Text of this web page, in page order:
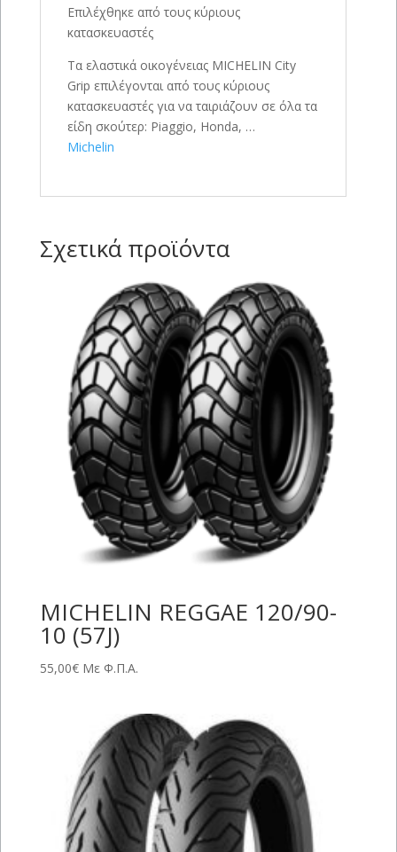
Επιλέχθηκε από τους κύριους
κατασκευαστές
Τα ελαστικά οικογένειας MICHELIN City
Grip επιλέγονται από τους κύριους
κατασκευαστές για να ταιριάζουν σε όλα τα
είδη σκούτερ: Piaggio, Honda, …
Michelin
Σχετικά προϊόντα
MICHELIN REGGAE 120/90-
10 (57J)
55,00€ Με Φ.Π.Α.